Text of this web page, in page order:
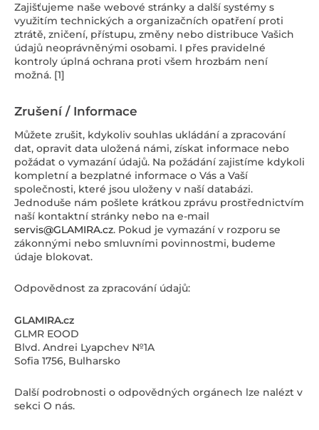
Zajišťujeme naše webové stránky a další systémy s
využitím technických a organizačních opatření proti
ztrátě, zničení, přístupu, změny nebo distribuce Vašich
údajů neoprávněnými osobami. I přes pravidelné
kontroly úplná ochrana proti všem hrozbám není
možná. [1]
Zrušení / Informace
Můžete zrušit, kdykoliv souhlas ukládání a zpracování
dat, opravit data uložená námi, získat informace nebo
požádat o vymazání údajů. Na požádání zajistíme kdykoli
kompletní a bezplatné informace o Vás a Vaší
společnosti, které jsou uloženy v naší databázi.
Jednoduše nám pošlete krátkou zprávu prostřednictvím
naší kontaktní stránky nebo na e-mail
servis@GLAMIRA.cz. Pokud je vymazání v rozporu se
zákonnými nebo smluvními povinnostmi, budeme
údaje blokovat.
Odpovědnost za zpracování údajů:
GLAMIRA.cz
GLMR EOOD
Blvd. Andrei Lyapchev №1A
Sofia 1756, Bulharsko
Další podrobnosti o odpovědných orgánech lze nalézt v
sekci O nás.